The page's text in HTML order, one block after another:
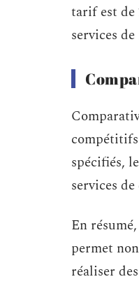
tarif est de
services
spécifiés,
services
En
permet
réaliser